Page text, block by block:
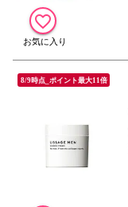
8/9時点_ポイント最大11倍